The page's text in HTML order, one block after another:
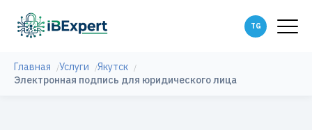
Главная Услуги
Якутск
Электронная подпись для юридического лица